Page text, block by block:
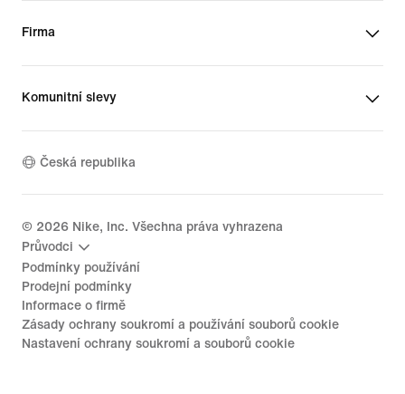
Firma
Komunitní slevy
Česká republika
© 2026 Nike, Inc. Všechna práva vyhrazena
Průvodci
Podmínky používání
Prodejní podmínky
Informace o firmě
Zásady ochrany soukromí a používání souborů cookie
Nastavení ochrany soukromí a souborů cookie